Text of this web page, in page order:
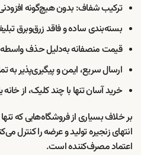
ترکیب شفاف: بدون هیچ‌گونه
بسته‌بندی ساده و فاقد زرق‌وبرق
قیمت منصفانه به‌دلیل حذف واسطه
ارسال سریع، ایمن و پیگیری‌پذیر به
خرید آسان تنها با چند کلیک، از خانه
بر خلاف بسیاری از فروشگاه‌هایی که
انتهای زنجیره تولید و عرضه را کنترل
اعتماد مصرف‌کننده است.